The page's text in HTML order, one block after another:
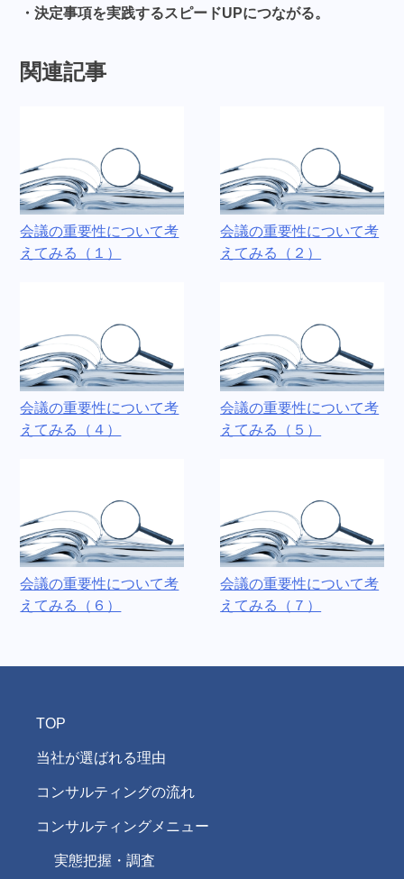
・決定事項を実践するスピードUPにつながる。
関連記事
会議の重要性について考
えてみる（１）
会議の重要性について考
えてみる（２）
会議の重要性について考
えてみる（４）
会議の重要性について考
えてみる（５）
会議の重要性について考
えてみる（６）
会議の重要性について考
えてみる（７）
TOP
当社が選ばれる理由
コンサルティングの流れ
コンサルティングメニュー
実態把握・調査